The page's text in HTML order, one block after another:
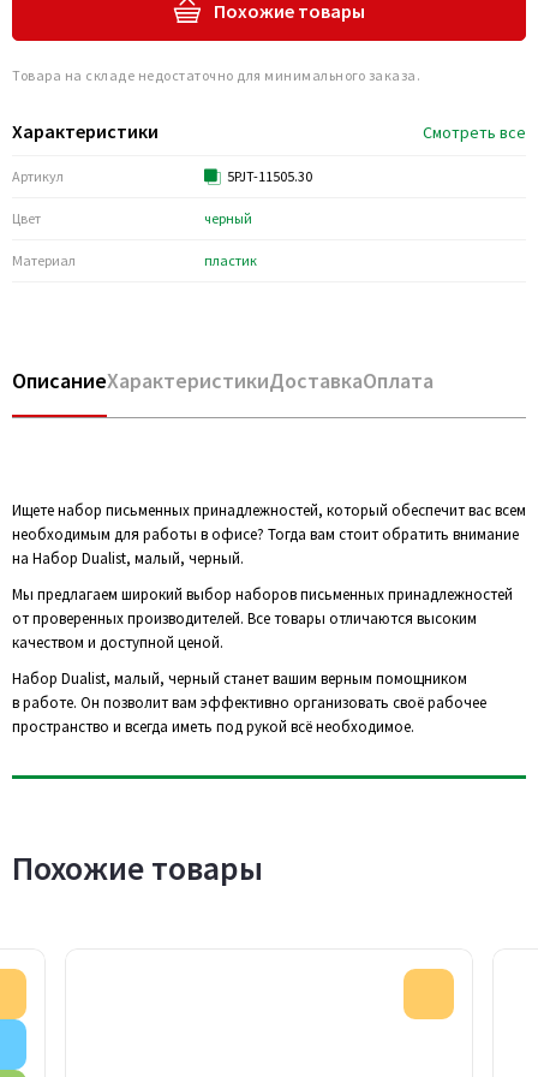
Характеристики Смотреть все
Артикул 5PJT-11505.30
Цвет черный
Материал пластик
Похожие товары
Товара на складе недостаточно для минимального заказа.
ОписаниеХарактеристикиДоставкаОплата
Ищете набор письменных принадлежностей, который обеспечит вас всем
необходимым для работы в офисе? Тогда вам стоит обратить внимание
на Набор Dualist, малый, черный.
Мы предлагаем широкий выбор наборов письменных принадлежностей
от проверенных производителей. Все товары отличаются высоким
качеством и доступной ценой.
Набор Dualist, малый, черный станет вашим верным помощником
в работе. Он позволит вам эффективно организовать своё рабочее
пространство и всегда иметь под рукой всё необходимое.
Похожие товары